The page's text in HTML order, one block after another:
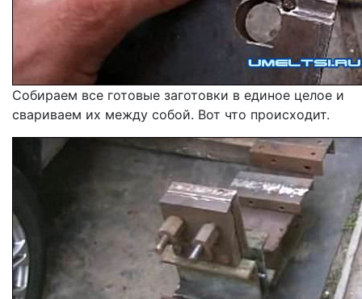
Собираем все готовые заготовки в единое целое и
свариваем их между собой. Вот что происходит.